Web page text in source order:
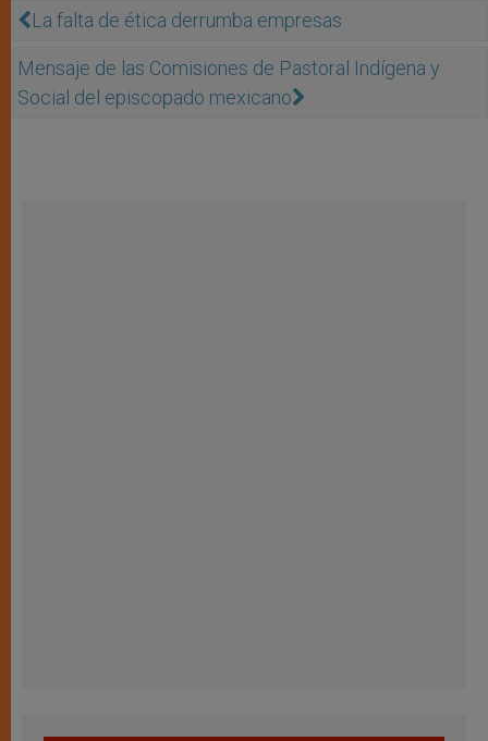
La falta de ética derrumba empresas
Mensaje de las Comisiones de Pastoral Indígena y
Social del episcopado mexicano